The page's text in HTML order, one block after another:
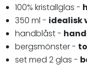
100% kristallglas -
350 ml - idealisk
handblåst -
bergsmönster -
set med 2 glas -